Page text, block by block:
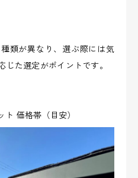
類が異なり、選ぶ際には気
た選定がポイントです。
価格帯（目安）